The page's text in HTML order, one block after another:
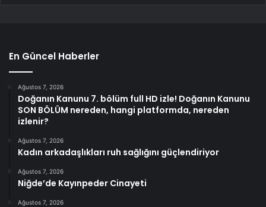
En Güncel Haberler
Ağustos 7, 2026
Doğanın Kanunu 7. bölüm full HD izle! Doğanın Kanunu
SON BÖLÜM nereden, hangi platformda, nereden
izlenir?
Ağustos 7, 2026
Kadın arkadaşlıkları ruh sağlığını güçlendiriyor
Ağustos 7, 2026
Niğde’de Kayınpeder Cinayeti
Ağustos 7, 2026